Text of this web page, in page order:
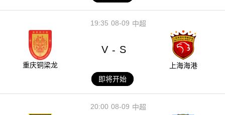
08-09
19:35 中超
重庆铜梁龙
V - S
上海海港
即将开始
08-09
20:00 中超